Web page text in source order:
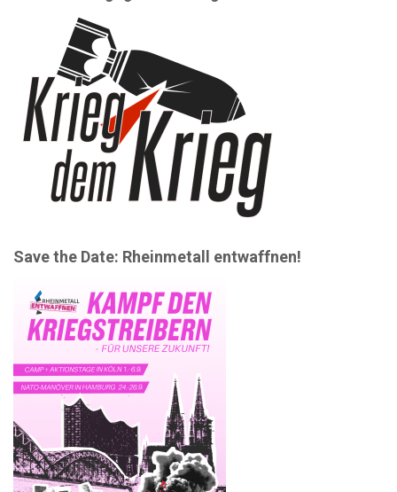
Save the Date: Rheinmetall entwaffnen!